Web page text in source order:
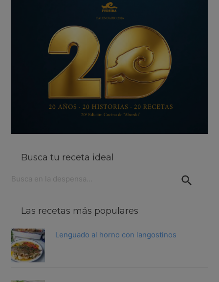
Busca tu receta ideal
Las recetas más populares
Lenguado al horno con langostinos